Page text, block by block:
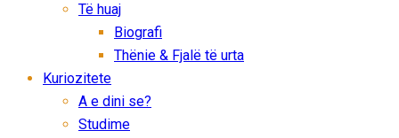
Të huaj
Biografi
Thënie & Fjalë të urta
Kuriozitete
A e dini se?
Studime